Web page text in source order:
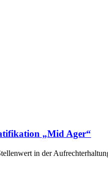
„Mid Ager“
in der